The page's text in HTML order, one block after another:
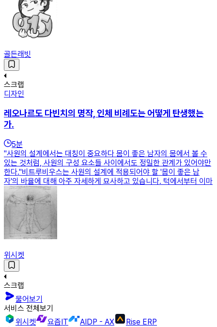
골든래빗
스크랩
디자인
레오나르도 다빈치의 명작, 인체 비례도는 어떻게 탄생했는
가.
5분
"사원의 설계에서는 대칭이 중요하다 몸이 좋은 남자의 몸에서 볼 수
있는 것처럼, 사원의 구성 요소들 사이에서도 정밀한 관계가 있어야만
한다."비트루비우스는 사원의 설계에 적용되어야 할 '몸이 좋은 남
자'의 바율에 대해 아주 자세하게 묘사하고 있습니다. 턱에서부터 이마
위시켓
스크랩
물어보기
서비스 전체보기
위시켓
요즘IT AIDP - AX Rise ERP